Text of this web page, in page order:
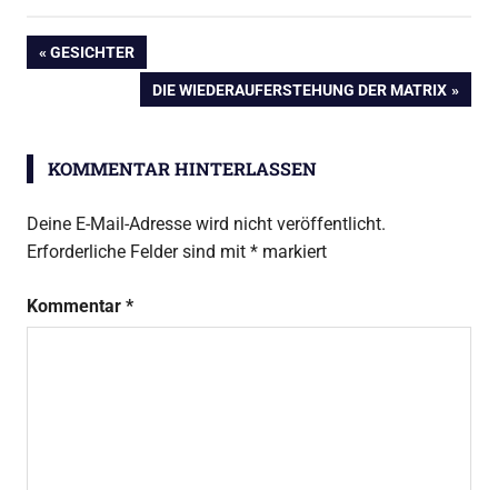
Beitragsnavigation
VORHERIGER
GESICHTER
NÄCHSTER
BEITRAG:
DIE WIEDERAUFERSTEHUNG DER MATRIX
KOMMENTAR HINTERLASSEN
Deine E-Mail-Adresse wird nicht veröffentlicht.
Erforderliche Felder sind mit * markiert
Kommentar *